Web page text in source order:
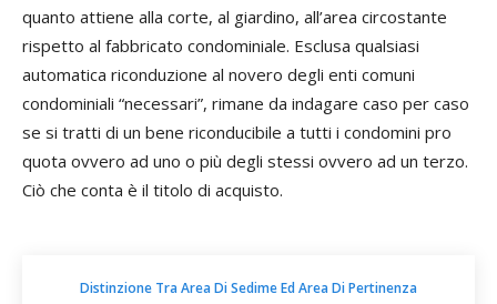
quanto attiene alla corte, al giardino, all’area circostante
rispetto al fabbricato condominiale. Esclusa qualsiasi
automatica riconduzione al novero degli enti comuni
condominiali “necessari”, rimane da indagare caso per caso
se si tratti di un bene riconducibile a tutti i condomini pro
quota ovvero ad uno o più degli stessi ovvero ad un terzo.
Ciò che conta è il titolo di acquisto.
Distinzione Tra Area Di Sedime Ed Area Di Pertinenza